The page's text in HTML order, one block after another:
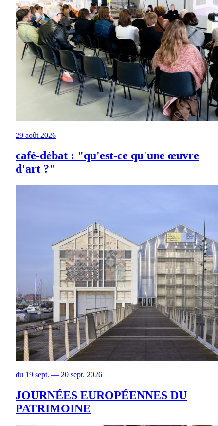
29 août 2026
café-débat : "qu'est-ce qu'une œuvre
d'art ?"
du 19 sept. — 20 sept. 2026
JOURNÉES EUROPÉENNES DU
PATRIMOINE